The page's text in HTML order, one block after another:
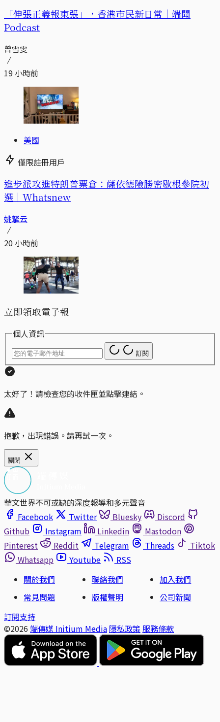
「伸張正義報東張」，香港市民新日常｜端聞
Podcast
曾雪雯
19 小時前
美國
僅限註冊用戶
進步派攻進特朗普票倉：薩依德險勝密歇根參院初
選｜Whatsnew
姚拏云
20 小時前
立即領取電子報
個人資訊
訂閱
太好了！請檢查您的收件匣並點擊連結。
抱歉，出現錯誤。請再試一次。
關閉
華文世界不可或缺的深度報導和多元聲音
Facebook
Twitter Bluesky
Discord
Github
Instagram Linkedin
Mastodon
Pinterest
Reddit Telegram Threads
Tiktok
Whatsapp
Youtube
RSS
關於我們
聯絡我們
加入我們
常見問題
版權聲明
公司新聞
訂閱支持
©2026 端傳媒 Initium Media 隱私政策 服務條款